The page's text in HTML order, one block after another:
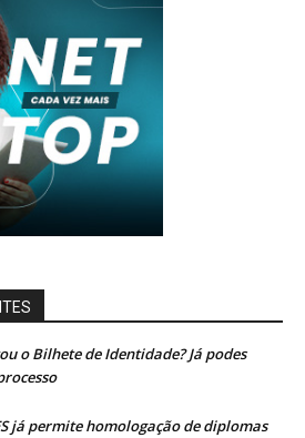
o Bilhete de Identidade? Já podes
já permite homologação de diplomas